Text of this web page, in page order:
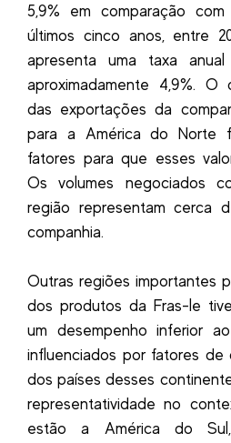
5,9% em comparação
últimos cinco anos, entre
apresenta uma taxa
aproximadamente 4,9%. O
das exportações da
para a América do Norte
fatores para que esses
Os volumes negociados
região representam cerca
companhia.
Outras regiões importantes
dos produtos da Fras-le
um desempenho inferior
influenciados por fatores de
dos países desses
representatividade no
estão a América do